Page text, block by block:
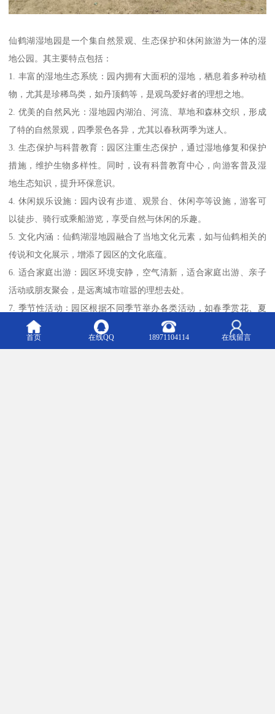
仙鹤湖湿地园是一个集自然景观、生态保护和休闲旅游为一体的湿
地公园。其主要特点包括：
1. 丰富的湿地生态系统：园内拥有大面积的湿地，栖息着多种动植
物，尤其是珍稀鸟类，如丹顶鹤等，是观鸟爱好者的理想之地。
2. 优美的自然风光：湿地园内湖泊、河流、草地和森林交织，形成
了特的自然景观，四季景色各异，尤其以春秋两季为迷人。
3. 生态保护与科普教育：园区注重生态保护，通过湿地修复和保护
措施，维护生物多样性。同时，设有科普教育中心，向游客普及湿
地生态知识，提升环保意识。
4. 休闲娱乐设施：园内设有步道、观景台、休闲亭等设施，游客可
以徒步、骑行或乘船游览，享受自然与休闲的乐趣。
5. 文化内涵：仙鹤湖湿地园融合了当地文化元素，如与仙鹤相关的
传说和文化展示，增添了园区的文化底蕴。
6. 适合家庭出游：园区环境安静，空气清新，适合家庭出游、亲子
活动或朋友聚会，是远离城市喧嚣的理想去处。
7. 季节性活动：园区根据不同季节举办各类活动，如春季赏花、夏
季观鸟、秋季摄影等，吸引游客在不同时节前来体验。
总之，仙鹤湖湿地园以其特的湿地景观、丰富的生态资源和多样的
首页 在线QQ 18971104114 在线留言